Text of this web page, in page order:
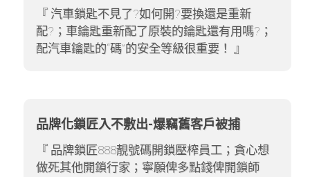
汽車鎖匙不見了?如何開?要換還是重新
配?；車鑰匙重新配了原裝的鑰匙還有用嗎?；
配汽車鑰匙的“碼”的安全等級很重要！
品牌化鎖匠入不敷出-爆竊舊客戶被捕
品牌鎖匠888靚號碼開鎖壓榨員工；貪心想
做死其他開鎖行家；寧願俾多點錢俾開鎖師